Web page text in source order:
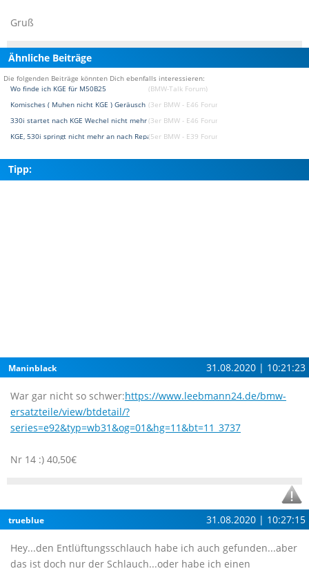
Gruß
Ähnliche Beiträge
Die folgenden Beiträge könnten Dich ebenfalls interessieren:
Wo finde ich KGE für M50B25
(BMW-Talk Forum)
Komisches ( Muhen nicht KGE ) Geräusch (3er BMW - E46 Forum)
330i startet nach KGE Wechel nicht mehr(3er BMW - E46 Forum)
KGE, 530i springt nicht mehr an nach Reparatur(5er BMW - E39 Forum)
Tipp:
Maninblack 31.08.2020 | 10:21:23
War gar nicht so schwer:https://www.leebmann24.de/bmw-
ersatzteile/view/btdetail/?
series=e92&typ=wb31&og=01&hg=11&bt=11_3737
Nr 14 :) 40,50€
trueblue 31.08.2020 | 10:27:15
Hey...den Entlüftungsschlauch habe ich auch gefunden...aber
das ist doch nur der Schlauch...oder habe ich einen